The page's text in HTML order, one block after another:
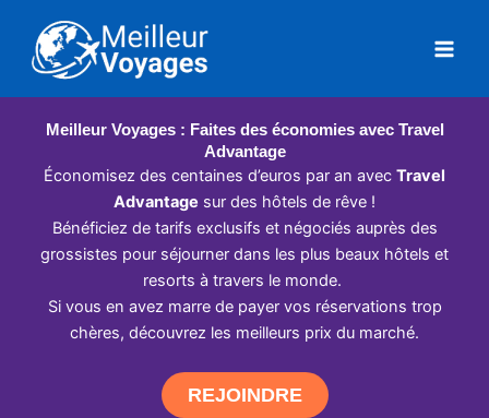
contenu
Meilleur Voyages : Faites des économies avec Travel
Advantage
Économisez des centaines d’euros par an avec Travel
Advantage sur des hôtels de rêve !
Bénéficiez de tarifs exclusifs et négociés auprès des
grossistes pour séjourner dans les plus beaux hôtels et
resorts à travers le monde.
Si vous en avez marre de payer vos réservations trop
chères, découvrez les meilleurs prix du marché.
REJOINDRE